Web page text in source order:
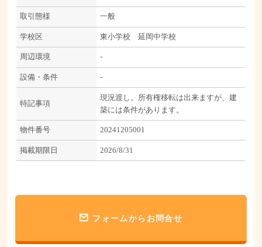
取引態様 一般
学校区 東小学校 延岡中学校
周辺環境 -
設備・条件 -
特記事項
現況渡し。所有権移転は出来ますが、建
築には条件があります。
物件番号 20241205001
掲載期限日 2026/8/31
フォームからお問合せ